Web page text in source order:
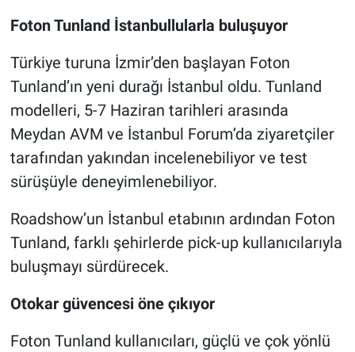
Foton Tunland İstanbullularla buluşuyor
Türkiye turuna İzmir’den başlayan Foton
Tunland’ın yeni durağı İstanbul oldu. Tunland
modelleri, 5-7 Haziran tarihleri arasında
Meydan AVM ve İstanbul Forum’da ziyaretçiler
tarafından yakından incelenebiliyor ve test
sürüşüyle deneyimlenebiliyor.
Roadshow’un İstanbul etabının ardından Foton
Tunland, farklı şehirlerde pick-up kullanıcılarıyla
buluşmayı sürdürecek.
Otokar güvencesi öne çıkıyor
Foton Tunland kullanıcıları, güçlü ve çok yönlü